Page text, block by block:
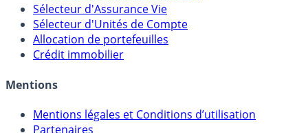
Calculette Impôts
Calculette Rachat Assurance Vie
Sélecteur d'Assurance Vie
Sélecteur d'Unités de Compte
Crédit immobilier
Mentions